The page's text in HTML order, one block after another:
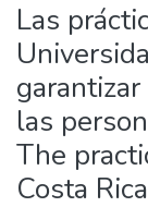
Las
las
The
Costa